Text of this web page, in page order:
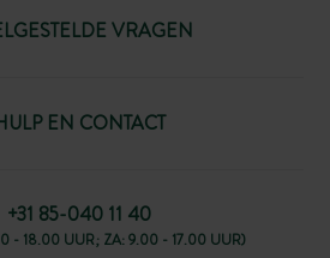
VRAGEN
EN CONTACT
+31 85-040 11 40
- 18.00 UUR; ZA: 9.00 - 17.00 UUR)